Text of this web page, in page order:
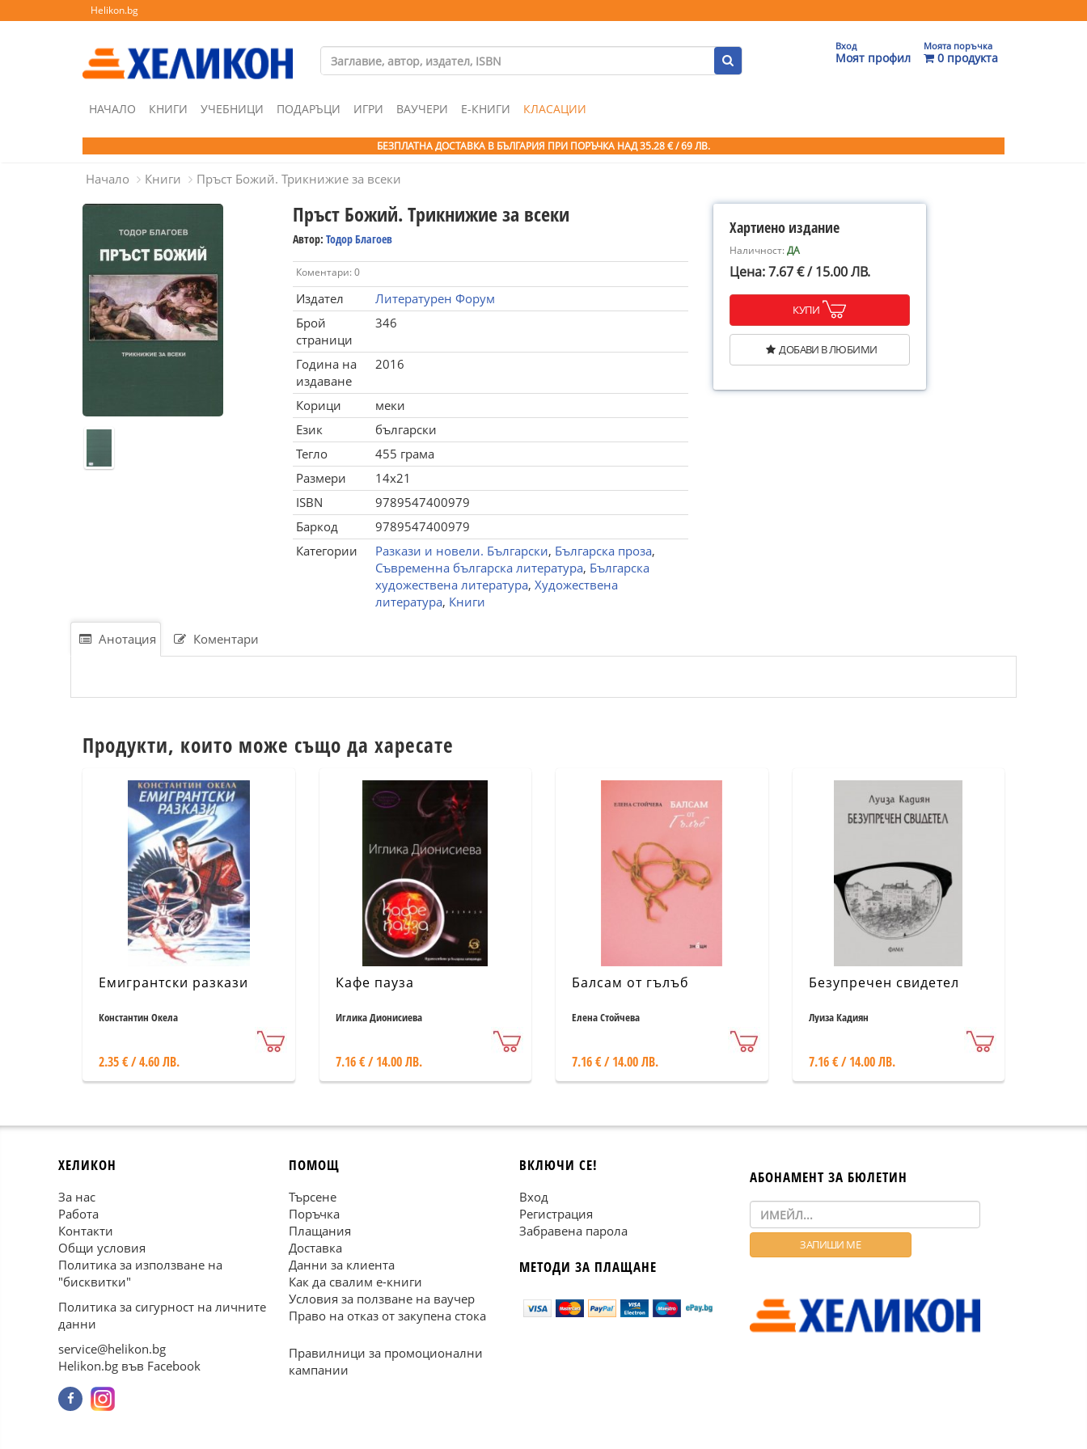
Helikon.bg
Вход
Моят профил
Моята поръчка
0 продукта
НАЧАЛО КНИГИ УЧЕБНИЦИ ПОДАРЪЦИ ИГРИ ВАУЧЕРИ Е-КНИГИ КЛАСАЦИИ
БЕЗПЛАТНА ДОСТАВКА В БЪЛГАРИЯ ПРИ ПОРЪЧКА НАД 35.28 € / 69 ЛВ.
Начало Книги Пръст Божий. Трикнижие за всеки
Пръст Божий. Трикнижие за всеки
Автор: Тодор Благоев
Коментари: 0
Издател
Литературен Форум
Брой
страници
346
Година на
издаване
2016
Корици
меки
Език
български
Тегло
455 грама
Размери
14x21
ISBN
9789547400979
Баркод
9789547400979
Категории
Разкази и новели. Български, Българска проза,
Съвременна българска литература, Българска
художествена литература, Художествена
литература, Книги
Хартиено издание
Наличност:ДА
Цена: 7.67 € / 15.00 ЛВ.
КУПИ
ДОБАВИ В ЛЮБИМИ
Анотация Коментари
Продукти, които може също да харесате
Емигрантски разкази
Константин Окела
2.35 € / 4.60 ЛВ.
Кафе пауза
Иглика Дионисиева
7.16 € / 14.00 ЛВ.
Балсам от гълъб
Елена Стойчева
7.16 € / 14.00 ЛВ.
Безупречен свидетел
Луиза Кадиян
7.16 € / 14.00 ЛВ.
ХЕЛИКОН
За нас
Работа
Контакти
Общи условия
Политика за използване на
"бисквитки"
Политика за сигурност на личните
данни
service@helikon.bg
Helikon.bg във Facebook
ПОМОЩ
Търсене
Поръчка
Плащания
Доставка
Данни за клиента
Как да свалим е-книги
Условия за ползване на ваучер
Право на отказ от закупена стока
Правилници за промоционални
кампании
ВКЛЮЧИ СЕ!
Вход
Регистрация
Забравена парола
МЕТОДИ ЗА ПЛАЩАНЕ
АБОНАМЕНТ ЗА БЮЛЕТИН